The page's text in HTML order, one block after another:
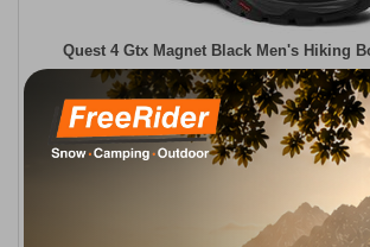
Quest 4 Gtx Magnet Black Men's Hiking
CODE: FRE-16769
In Stock
Μέγεθος:
SELECT VARIATION